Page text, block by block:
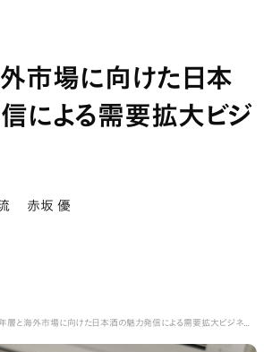
市場に向けた日本
による需要拡大ビジ
赤坂 優
層と海外市場に向けた日本酒の魅力発信による需要拡大ビジネス提案